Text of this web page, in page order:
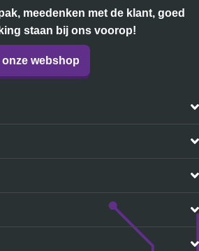
meedenken met de klant, goed
staan bij ons voorop!
webshop